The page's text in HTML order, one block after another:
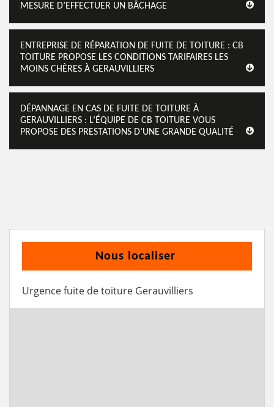
MESURE D’EFFECTUER UN BÂCHAGE
ENTREPRISE DE RÉPARATION DE FUITE DE TOITURE : CB
TOITURE PROPOSE LES CONDITIONS TARIFAIRES LES
MOINS CHÈRES À GERAUVILLIERS
DÉPANNAGE EN CAS DE FUITE DE TOITURE À
GERAUVILLIERS : L’ÉQUIPE DE CB TOITURE VOUS
PROPOSE DES PRESTATIONS D’UNE GRANDE QUALITÉ
Nous localiser
Urgence fuite de toiture Gerauvilliers